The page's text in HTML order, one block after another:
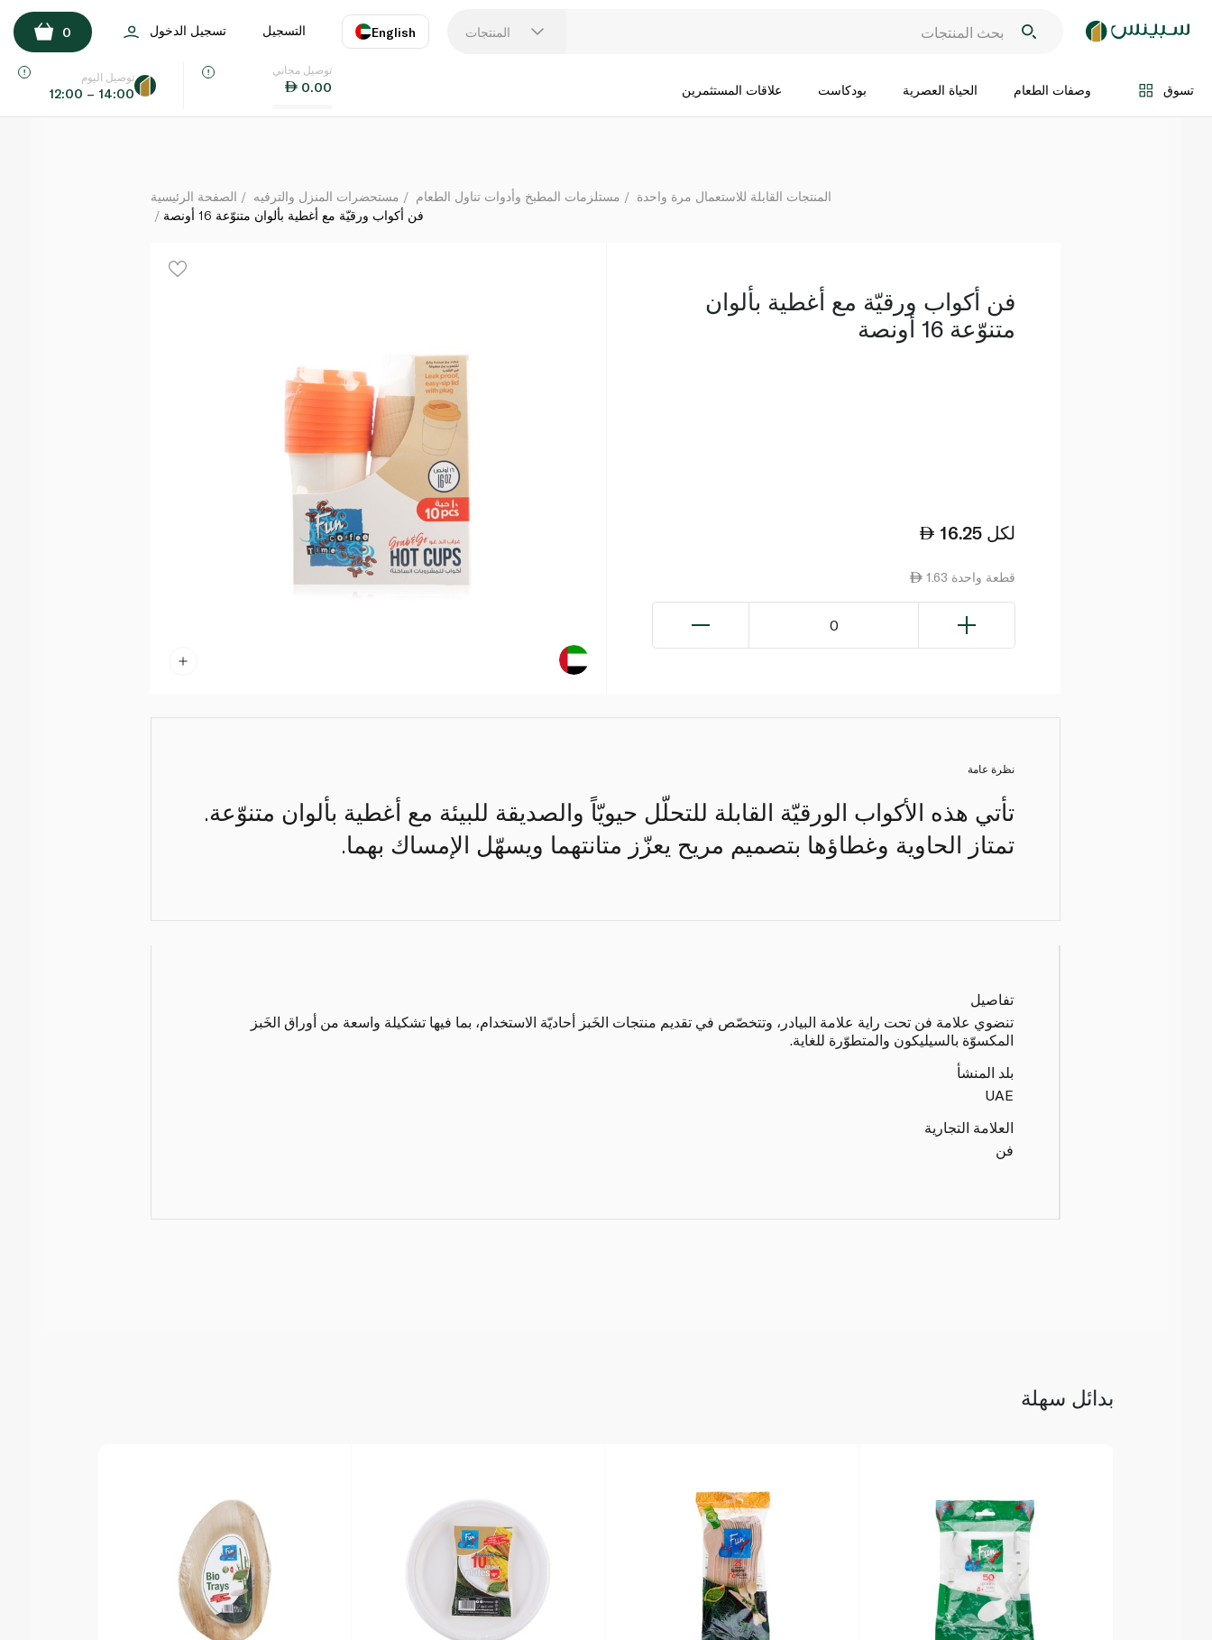
المنتجات English
اللغة
التسجيل تسجيل الدخول 0
تسوق وصفات الطعام الحياة العصرية بودكاست علاقات المستثمرين
توصيل مجاني
0.00
توصيل اليوم
12:00 – 14:00
فن أكواب ورقيّة مع أغطية بألوان متنوّعة 16 أونصة
اضف الى السلة
الصفحة الرئيسية مستحضرات المنزل والترفيه مستلزمات المطبخ وأدوات تناول الطعام
المنتجات القابلة للاستعمال مرة واحدة
فن أكواب ورقيّة مع أغطية بألوان متنوّعة 16 أونصة
فن أكواب ورقيّة مع أغطية بألوان
متنوّعة 16 أونصة
16.25 لكل
1.63 قطعة واحدة
0
نظرة عامة
تأتي هذه الأكواب الورقيّة القابلة للتحلّل حيويّاً والصديقة للبيئة مع أغطية بألوان متنوّعة.
تمتاز الحاوية وغطاؤها بتصميم مريح يعزّز متانتهما ويسهّل الإمساك بهما.
تفاصيل
تنضوي علامة فن تحت راية علامة البيادر، وتتخصّص في تقديم منتجات الخَبز أحاديّة الاستخدام، بما فيها تشكيلة واسعة من أوراق الخَبز
المكسوّة بالسيليكون والمتطوّرة للغاية.
بلد المنشأ
UAE
العلامة التجارية
فن
بدائل سهلة